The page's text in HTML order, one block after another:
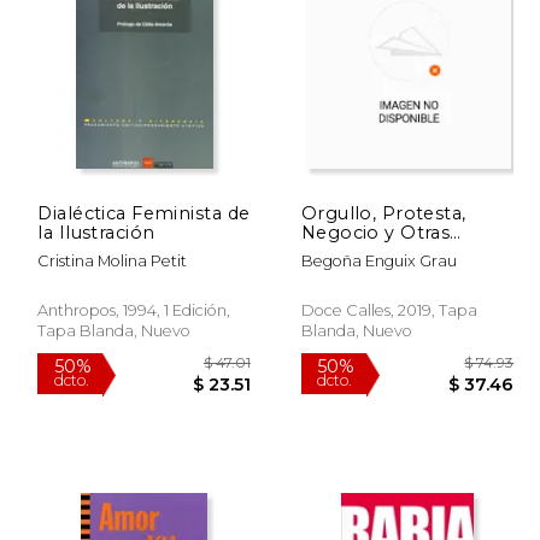
26%
dcto.
50%
Dialéctica Feminista de
la Ilustración
Cristina Molina Petit
Anthropos, 1994, 1 Edición,
Tapa Blanda, Nuevo
Orgullo, Protesta,
Negocio y Otras
Derivas Lgbt
Begoña Enguix Grau
Doce Calles, 2019, Tapa
Blanda, Nuevo